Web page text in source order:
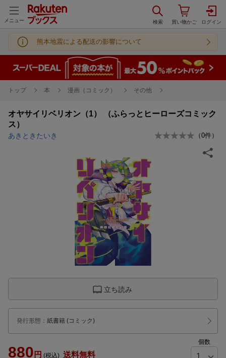
メニュー
熊本地震による配送の影響について
トップ 本 漫画（コミック） その他
オヤサイリベリオン（1） （ふらっとヒーローズコミック
ス）
あきときたいき （0件）
立ち読み
発行形態 ： 紙書籍 (コミック)
880 円 (税込) 送料無料
個数